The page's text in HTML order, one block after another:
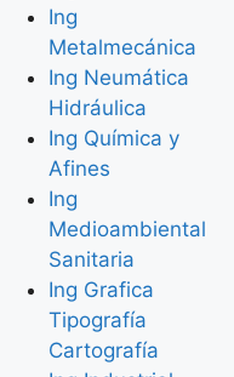
Ing
Metalmecánica
Ing Neumática
Hidráulica
Ing Química y
Afines
Ing
Medioambiental
Sanitaria
Ing Grafica
Tipografía
Cartografía